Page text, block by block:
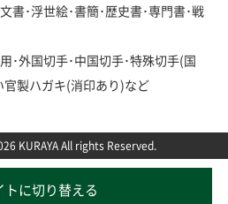
書･浮世絵･書簡･歴史書･専門書･戦
･外国切手･中国切手･特殊切手(国
製ハガキ(消印あり)など
KURAYA All rights Reserved.
トに切り替える